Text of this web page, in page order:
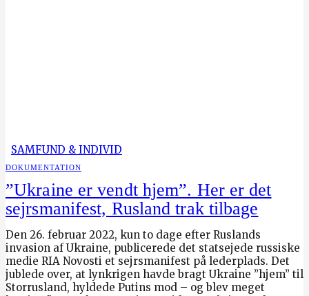
SAMFUND & INDIVID
DOKUMENTATION
”Ukraine er vendt hjem”. Her er det
sejrsmanifest, Rusland trak tilbage
Den 26. februar 2022, kun to dage efter Ruslands
invasion af Ukraine, publicerede det statsejede russiske
medie RIA Novosti et sejrsmanifest på lederplads. Det
jublede over, at lynkrigen havde bragt Ukraine ”hjem” til
Storrusland, hyldede Putins mod – og blev meget